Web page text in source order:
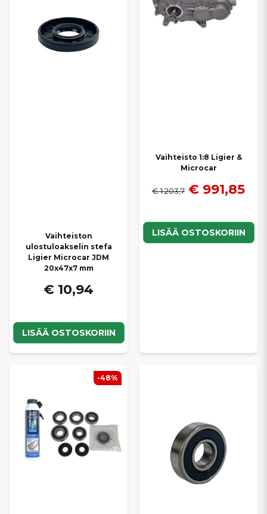
Vaihteiston
ulostuloakselin stefa
Ligier Microcar JDM
20x47x7 mm
€ 10,94
LISÄÄ OSTOSKORIIN
Vaihteisto 1:8 Ligier &
Microcar
€ 1 203,7 € 991,85
LISÄÄ OSTOSKORIIN
-48%